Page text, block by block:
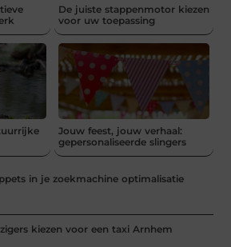
De juiste stappenmotor kiezen
voor uw toepassing
Jouw feest, jouw verhaal:
gepersonaliseerde slingers
in je zoekmachine optimalisatie
kiezen voor een taxi Arnhem